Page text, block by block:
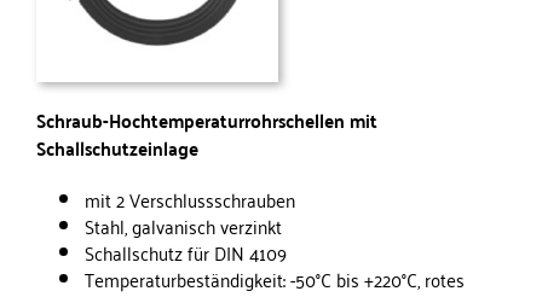
Schraub-Hochtemperaturrohrschellen mit
Schallschutzeinlage
mit 2 Verschlussschrauben
Stahl, galvanisch verzinkt
Schallschutz für DIN 4109
Temperaturbeständigkeit: -50°C bis +220°C, rotes